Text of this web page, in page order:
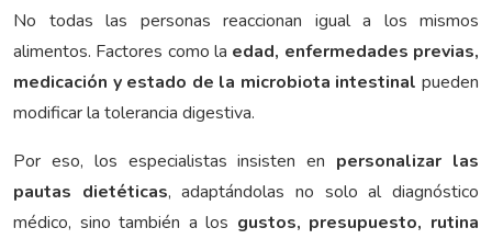
No todas las personas reaccionan igual a los mismos
alimentos. Factores como la edad, enfermedades previas,
medicación y estado de la microbiota intestinal pueden
modificar la tolerancia digestiva.
Por eso, los especialistas insisten en personalizar las
pautas dietéticas, adaptándolas no solo al diagnóstico
médico, sino también a los gustos, presupuesto, rutina